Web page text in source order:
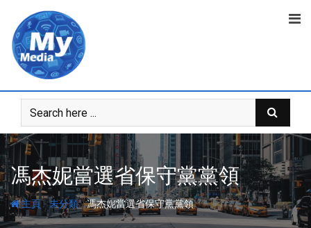
馮杰妮當選省保守黨黨領
主頁-未分類-馮杰妮當選省保守黨黨領